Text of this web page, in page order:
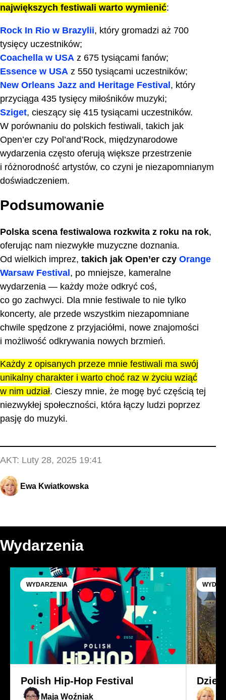
największych festiwali warto wymienić:
Rock In Rio w Brazylii, który gromadzi aż 700
tysięcy uczestników;
Coachella w USA z 675 tysiącami fanów;
Essence w USA z 550 tysiącami uczestników;
New Orleans Jazz and Heritage Festival , który
przyciąga 435 tysięcy miłośników muzyki;
Sziget, cieszący się 415 tysiącami uczestników.
W porównaniu do polskich festiwali, takich jak
Open’er czy Pol’and’Rock, międzynarodowe
wydarzenia często oferują większe przestrzenie
i różnorodność artystów, co czyni je niezapomnianym
doświadczeniem.
Podsumowanie
Polska scena festiwalowa rozkwita z roku na rok,
oferując nam niezwykłe muzyczne doznania.
Od wielkich imprez, takich jak Open’er czy Orange
Warsaw Festival , po mniejsze, kameralne
wydarzenia — każdy może odkryć coś,
co go zachwyci. Dla mnie festiwale to nie tylko
koncerty, ale przede wszystkim niezapomniane
chwile spędzone z przyjaciółmi, nowe znajomości
i możliwość odkrywania nowych brzmień.
Każdy z opisanych przeze mnie festiwali ma swój
unikalny charakter i warto choć raz w życiu wziąć
w nim udział. Cieszy mnie, że mogę być częścią tej
niezwykłej społeczności, która łączy ludzi poprzez
pasję do muzyki.
AKT: Luty 28, 2025 19:41
Ewa Kwiatkowska
Wydarzenia
WYDARZENIA
Polish Hip-Hop Festival
Maja Woźniak